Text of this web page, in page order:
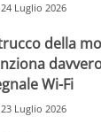
24 Luglio 2026
della
Wi-Fi
23 Luglio 2026